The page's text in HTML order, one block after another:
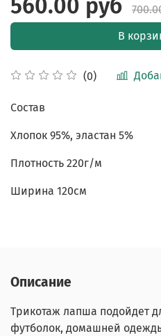
(0)
560.00 руб
В
Состав
Хлопок 95%, эластан 5%
Плотность 220г/м
Ширина 120см
Описание
Трикотаж лапша подойдет
футболок, домашней